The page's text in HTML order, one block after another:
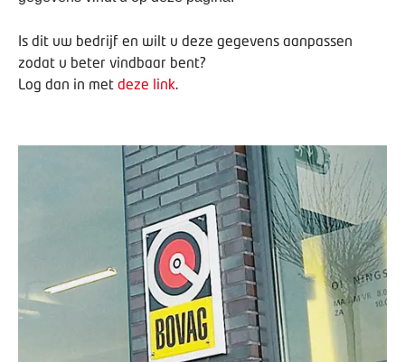
Is dit uw bedrijf en wilt u deze gegevens aanpassen
zodat u beter vindbaar bent?
Log dan in met deze link.